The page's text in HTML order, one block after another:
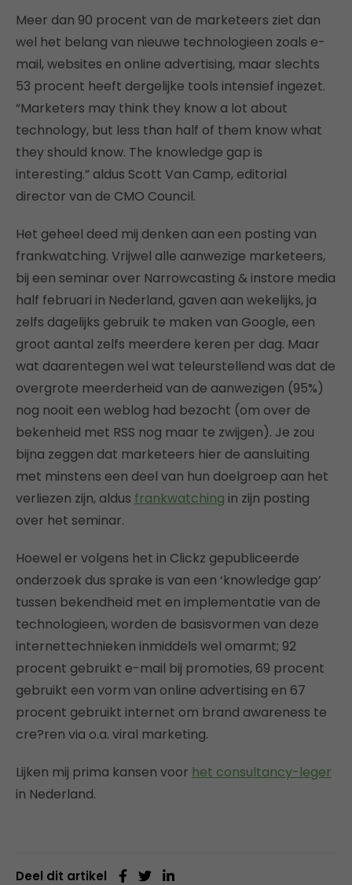
Meer dan 90 procent van de marketeers ziet dan
wel het belang van nieuwe technologieen zoals e-
mail, websites en online advertising, maar slechts
53 procent heeft dergelijke tools intensief ingezet.
“Marketers may think they know a lot about
technology, but less than half of them know what
they should know. The knowledge gap is
interesting.” aldus Scott Van Camp, editorial
director van de CMO Council.
Het geheel deed mij denken aan een posting van
frankwatching. Vrijwel alle aanwezige marketeers,
bij een seminar over Narrowcasting & instore media
half februari in Nederland, gaven aan wekelijks, ja
zelfs dagelijks gebruik te maken van Google, een
groot aantal zelfs meerdere keren per dag. Maar
wat daarentegen wel wat teleurstellend was dat de
overgrote meerderheid van de aanwezigen (95%)
nog nooit een weblog had bezocht (om over de
bekenheid met RSS nog maar te zwijgen). Je zou
bijna zeggen dat marketeers hier de aansluiting
met minstens een deel van hun doelgroep aan het
verliezen zijn, aldus frankwatching in zijn posting
over het seminar.
Hoewel er volgens het in Clickz gepubliceerde
onderzoek dus sprake is van een ‘knowledge gap’
tussen bekendheid met en implementatie van de
technologieen, worden de basisvormen van deze
internettechnieken inmiddels wel omarmt; 92
procent gebruikt e-mail bij promoties, 69 procent
gebruikt een vorm van online advertising en 67
procent gebruikt internet om brand awareness te
cre?ren via o.a. viral marketing.
Lijken mij prima kansen voor het consultancy-leger
in Nederland.
Deel dit artikel